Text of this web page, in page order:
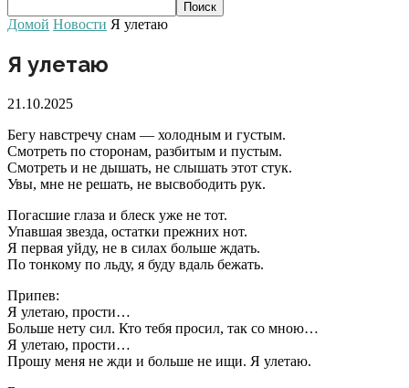
Домой Новости Я улетаю
Я улетаю
21.10.2025
Бегу навстречу снам — холодным и густым.
Смотреть по сторонам, разбитым и пустым.
Смотреть и не дышать, не слышать этот стук.
Увы, мне не решать, не высвободить рук.
Погасшие глаза и блеск уже не тот.
Упавшая звезда, остатки прежних нот.
Я первая уйду, не в силах больше ждать.
По тонкому по льду, я буду вдаль бежать.
Припев:
Я улетаю, прости…
Больше нету сил. Кто тебя просил, так со мною…
Я улетаю, прости…
Прошу меня не жди и больше не ищи. Я улетаю.